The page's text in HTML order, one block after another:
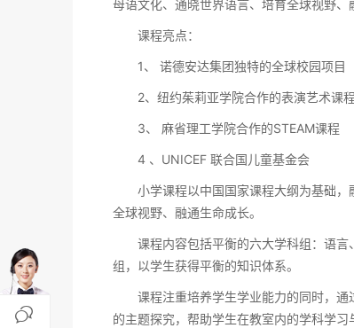
母语文化、通晓世界语言、培育全球视野、
课程亮点：
1、 诺德安达集团独特的全球校园项目
2、纽约茱莉亚学院合作的表演艺术课
3、 麻省理工学院合作的STEAM课程
4 、UNICEF 联合国儿童基金会
小学课程以中国国家课程大纲为基础，
全球视野、融通生命成长。
课程内容包括平衡的六大学科组：语言
组，以学生获得平衡的知识体系。
课程注重培养学生学业能力的同时，通
的主题探究，帮助学生在教室内的学科学
